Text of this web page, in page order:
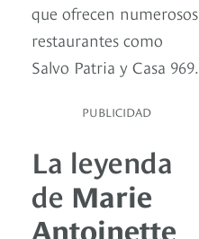
que ofrecen numerosos
restaurantes como
Salvo Patria y Casa 969.
PUBLICIDAD
La leyenda
de Marie
Antoinette